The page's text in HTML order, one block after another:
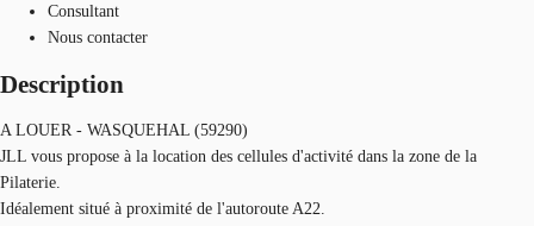
Consultant
Nous contacter
Description
A LOUER - WASQUEHAL (59290)
JLL vous propose à la location des cellules d'activité dans la zone de la
Pilaterie.
Idéalement situé à proximité de l'autoroute A22.